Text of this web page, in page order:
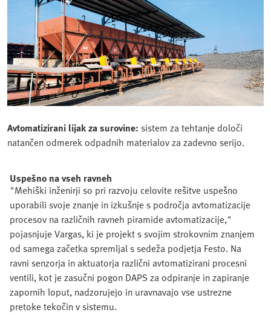
Avtomatizirani lijak za surovine: sistem za tehtanje določi
natančen odmerek odpadnih materialov za zadevno serijo.
Uspešno na vseh ravneh
"Mehiški inženirji so pri razvoju celovite rešitve uspešno
uporabili svoje znanje in izkušnje s področja avtomatizacije
procesov na različnih ravneh piramide avtomatizacije,"
pojasnjuje Vargas, ki je projekt s svojim strokovnim znanjem
od samega začetka spremljal s sedeža podjetja Festo. Na
ravni senzorja in aktuatorja različni avtomatizirani procesni
ventili, kot je zasučni pogon DAPS za odpiranje in zapiranje
zapornih loput, nadzorujejo in uravnavajo vse ustrezne
pretoke tekočin v sistemu.